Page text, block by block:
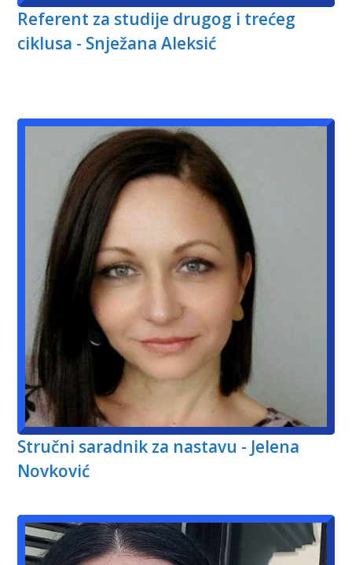
Referent za studije drugog i trećeg
ciklusa - Snježana Aleksić
Stručni saradnik za nastavu - Jelena
Novković